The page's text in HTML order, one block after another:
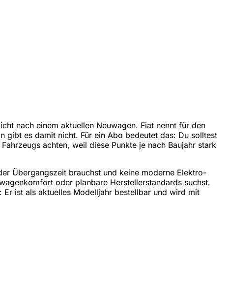
nach einem aktuellen Neuwagen. Fiat nennt für den
gibt es damit nicht. Für ein Abo bedeutet das: Du solltest
achten, weil diese Punkte je nach Baujahr stark
Übergangszeit brauchst und keine moderne Elektro-
oder planbare Herstellerstandards suchst.
ist als aktuelles Modelljahr bestellbar und wird mit